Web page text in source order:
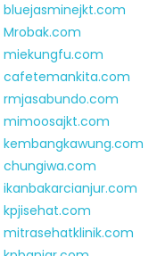
bluejasminejkt.com
Mrobak.com
miekungfu.com
cafetemankita.com
rmjasabundo.com
mimoosajkt.com
kembangkawung.com
chungiwa.com
ikanbakarcianjur.com
kpjisehat.com
mitrasehatklinik.com